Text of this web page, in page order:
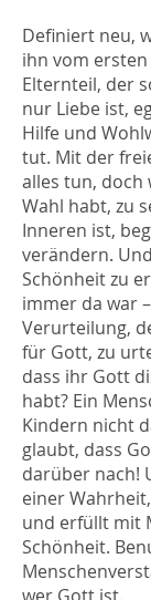
Definiert neu,
ihn vom
Elternteil, der
nur Liebe ist,
Hilfe und
tut. Mit der
alles tun, doch
Wahl habt, zu
Inneren ist,
verändern.
Schönheit zu
immer da war
Verurteilung,
für Gott, zu
dass ihr Gott
habt? Ein
Kindern nicht
glaubt, dass
darüber nach!
einer
und erfüllt mit
Schönheit.